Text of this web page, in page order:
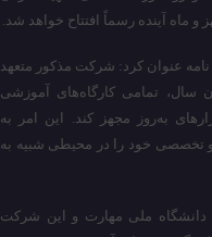
ماه آینده رسماً افتتاح خواهد شد.
نامه عنوان کرد: شرکت مذکور متعهد
استان و تا پایان سال، تمامی کارگاه‌های آموزشی
به‌روز مجهز کند. این امر به
تخصصی خود را در محیطی شبیه به
دانشگاه ملی مهارت و این شرکت